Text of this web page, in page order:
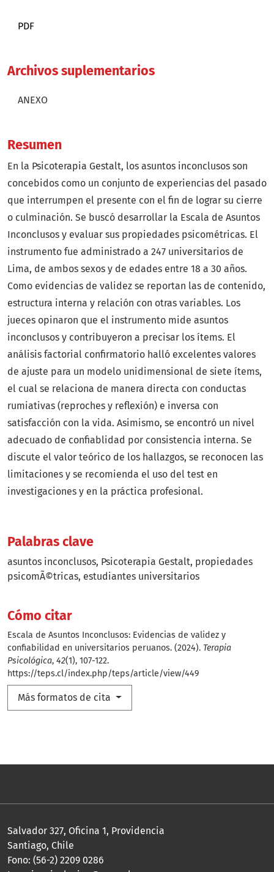
PDF
Archivos suplementarios
ANEXO
Palabras clave
asuntos inconclusos Psicoterapia Gestalt propiedades
psicomÃ©tricas estudiantes universitarios
Cómo citar
Escala de Asuntos Inconclusos: Evidencias de validez y
confiabilidad en universitarios peruanos. (2024). Terapia
Psicológica, 42(1), 107-122.
https://teps.cl/index.php/teps/article/view/449
Más formatos de cita
Resumen
En la Psicoterapia Gestalt, los asuntos inconclusos son
concebidos como un conjunto de experiencias del pasado
que interrumpen el presente con el fin de lograr su cierre
o culminación. Se buscó desarrollar la Escala de Asuntos
Inconclusos y evaluar sus propiedades psicométricas. El
instrumento fue administrado a 247 universitarios de
Lima, de ambos sexos y de edades entre 18 a 30 años.
Como evidencias de validez se reportan las de contenido,
estructura interna y relación con otras variables. Los
jueces opinaron que el instrumento mide asuntos
inconclusos y contribuyeron a precisar los ítems. El
análisis factorial confirmatorio halló excelentes valores
de ajuste para un modelo unidimensional de siete ítems,
el cual se relaciona de manera directa con conductas
rumiativas (reproches y reflexión) e inversa con
satisfacción con la vida. Asimismo, se encontró un nivel
adecuado de confiablidad por consistencia interna. Se
discute el valor teórico de los hallazgos, se reconocen las
limitaciones y se recomienda el uso del test en
investigaciones y en la práctica profesional.
Salvador 327, Oficina 1, Providencia
Santiago, Chile
Fono: (56-2) 2209 0286